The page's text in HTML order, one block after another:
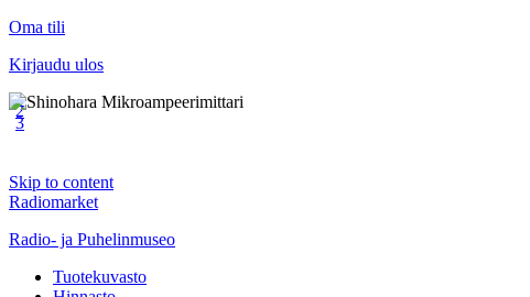
Oma tili
Kirjaudu ulos
1
2
3
Skip to content
Radiomarket
Radio- ja Puhelinmuseo
Tuotekuvasto